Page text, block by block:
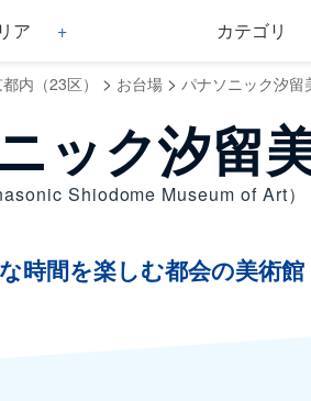
ア カテゴリ
内（23区） > お台場> パナソニック汐留
ック汐留
Shiodome Museum of Art）
時間を楽しむ都会の美術館